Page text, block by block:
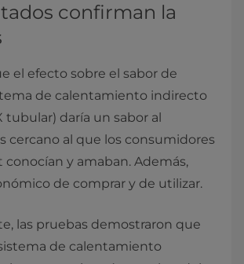
confirman la
el efecto sobre el sabor de
de calentamiento indirecto
tubular) daría un sabor al
cercano al que los consumidores
y amaban. Además,
de comprar y de utilizar.
las pruebas demostraron que
de calentamiento